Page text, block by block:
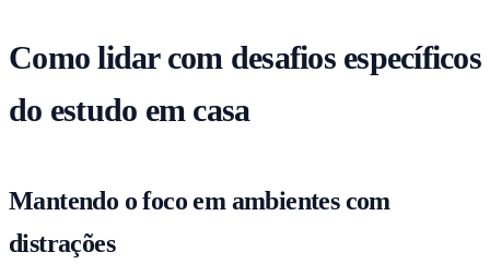
Como lidar com desafios específicos
do estudo em casa
Mantendo o foco em ambientes com
distrações